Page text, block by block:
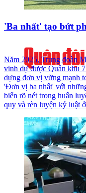
'Ba nhất' tạo bứt
Năm 2025, Trung đoàn
vinh dự được Quân khu
dựng đơn vị vững mạnh
'Đơn vị ba nhất' với
biến rõ nét trong huấn
quy và rèn luyện kỷ luật